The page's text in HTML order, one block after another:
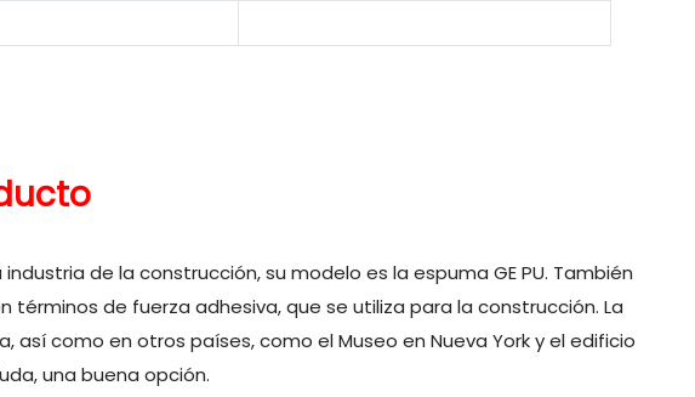
de la construcción, su modelo es la espuma GE PU. También
de fuerza adhesiva, que se utiliza para la construcción. La
así como en otros países, como el Museo en Nueva York y el edificio
una buena opción.